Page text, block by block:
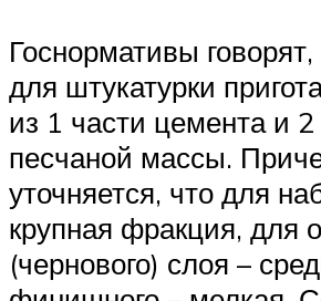
Госнормативы
для штукатурки
из 1 части цемента и 2
песчаной массы.
уточняется, что для
крупная фракция, для
(чернового) слоя –